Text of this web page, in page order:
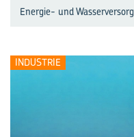
Energie- und
INDUSTRIE